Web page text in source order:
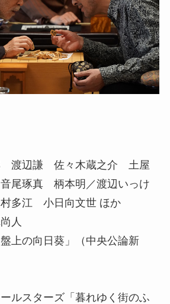
渡辺謙 佐々木蔵之介 土屋
尾琢真 柄本明／渡辺いっけ
多江 小日向文世 ほか
人
上の向日葵」（中央公論新
ルスターズ「暮れゆく街のふ